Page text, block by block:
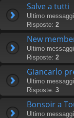
Salve a tutti
Ultimo
Risposte: 2
New
Ultimo
Risposte: 2
Giancarlo
Ultimo
Risposte: 3
Bonsoir a
Ultimo